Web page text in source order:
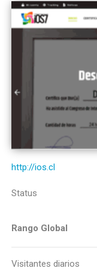
http://ios.cl
Status
Rango Global
Visitantes diarios